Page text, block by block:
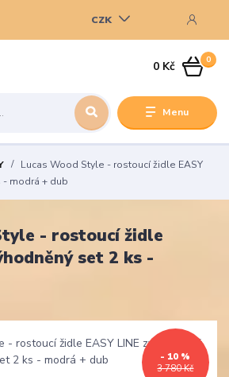
Menu
CZK
0
0 Kč
Lucas Wood Style - rostoucí židle EASY
- modrá + dub
- rostoucí židle
set 2 ks -
3 780 Kč
- 10 %